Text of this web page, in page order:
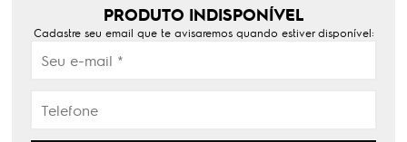
PRODUTO INDISPONÍVEL
Cadastre seu email que te avisaremos quando estiver disponível: